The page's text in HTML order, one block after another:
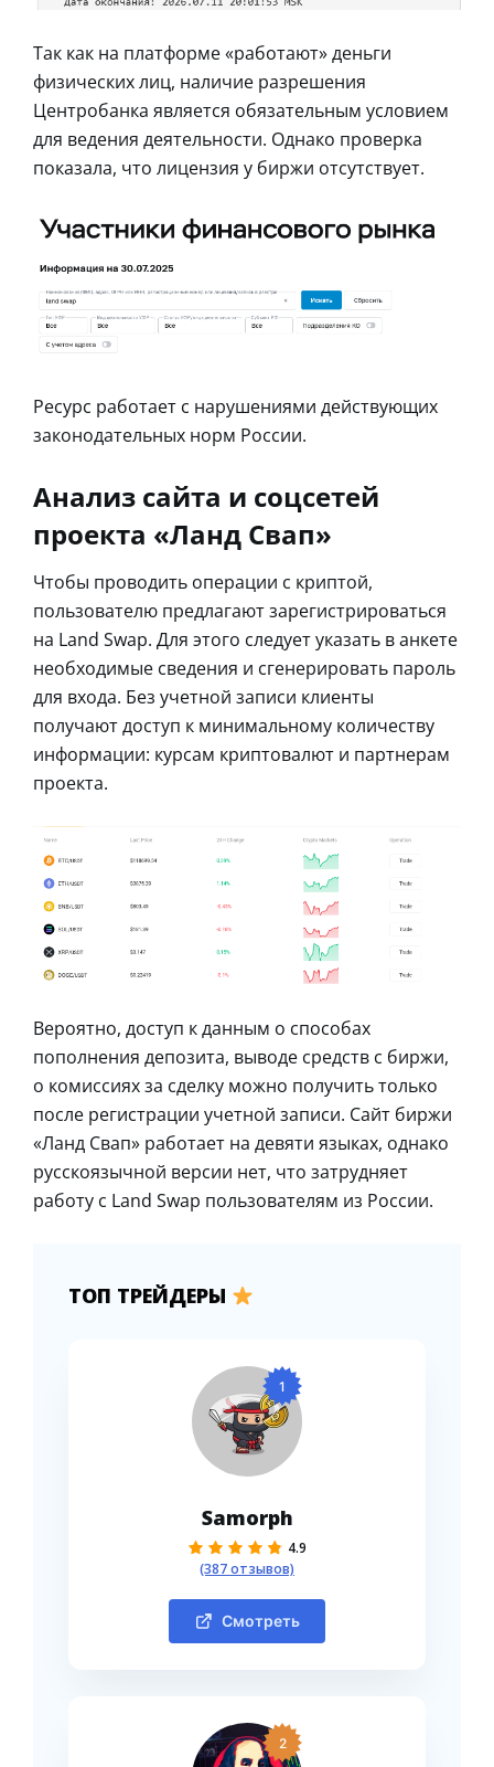
Так как на платформе «работают» деньги
физических лиц, наличие разрешения
Центробанка является обязательным условием
для ведения деятельности. Однако проверка
показала, что лицензия у биржи отсутствует.
Ресурс работает с нарушениями действующих
законодательных норм России.
Анализ сайта и соцсетей
проекта «Ланд Свап»
Чтобы проводить операции с криптой,
пользователю предлагают зарегистрироваться
на Land Swap. Для этого следует указать в анкете
необходимые сведения и сгенерировать пароль
для входа. Без учетной записи клиенты
получают доступ к минимальному количеству
информации: курсам криптовалют и партнерам
проекта.
Вероятно, доступ к данным о способах
пополнения депозита, выводе средств с биржи,
о комиссиях за сделку можно получить только
после регистрации учетной записи. Сайт биржи
«Ланд Свап» работает на девяти языках, однако
русскоязычной версии нет, что затрудняет
работу с Land Swap пользователям из России.
ТОП ТРЕЙДЕРЫ
1
Samorph
4.9
(387 отзывов)
Смотреть
2